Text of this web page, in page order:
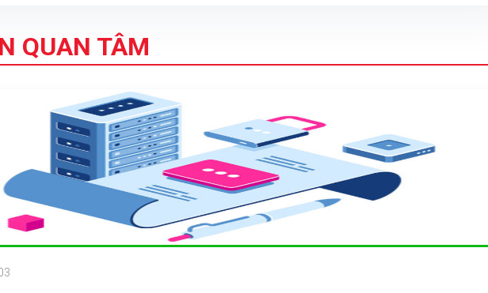
QUAN TÂM